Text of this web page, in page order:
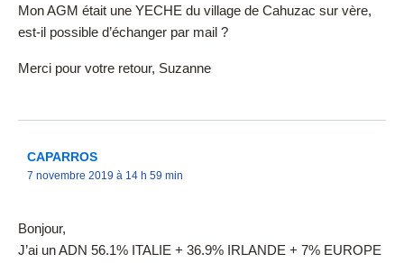
Mon AGM était une YECHE du village de Cahuzac sur vère,
est-il possible d’échanger par mail ?
Merci pour votre retour, Suzanne
CAPARROS
7 novembre 2019 à 14 h 59 min
Bonjour,
J’ai un ADN 56.1% ITALIE + 36.9% IRLANDE + 7% EUROPE